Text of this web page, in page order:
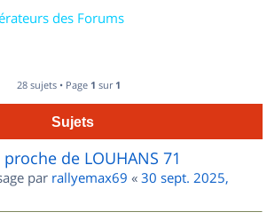
des Forums
28 sujets • Page 1 sur 1
Sujets
de LOUHANS 71
par rallyemax69 « 30 sept. 2025,